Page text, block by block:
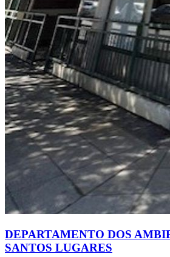
DEPARTAMENTO DOS
SANTOS LUGARES